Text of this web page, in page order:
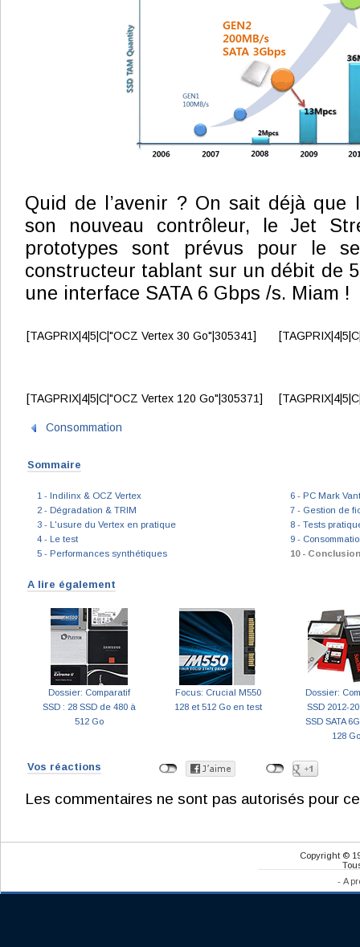
Quid de l’avenir ? On sait déjà que
son nouveau contrôleur, le Jet
prototypes sont prévus pour le
constructeur tablant sur un débit de
une interface SATA 6 Gbps /s. Miam !
[TAGPRIX|4|5|C|"OCZ Vertex 30 Go"|305341]
[TAGPRIX|4|5|C|"OCZ Vertex 120 Go"|305371]
Consommation
Sommaire
1 - Indilinx & OCZ Vertex
2 - Dégradation & TRIM
3 - L'usure du Vertex en pratique
4 - Le test
5 - Performances synthétiques
6 - PC Mark
7 - Gestion de
8 - Tests
9 -
10 - Conclusion
A lire également
Dossier: Comparatif
SSD : 28 SSD de 480 à
512 Go
Focus: Crucial M550
128 et 512 Go en test
Dossier:
SSD 2012-
SSD SATA
128 Go
Vos réactions
Les commentaires ne sont pas autorisés pour
Copyright ©
- A